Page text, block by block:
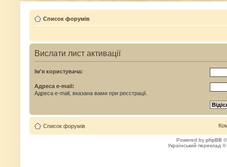
Список форумів
Вислати лист активації
Ім'я користувача:
Адреса e-mail:
Адреса e-mail, вказана вами при реєстрації.
Список форумів
Powered by phpBB
Український переклад